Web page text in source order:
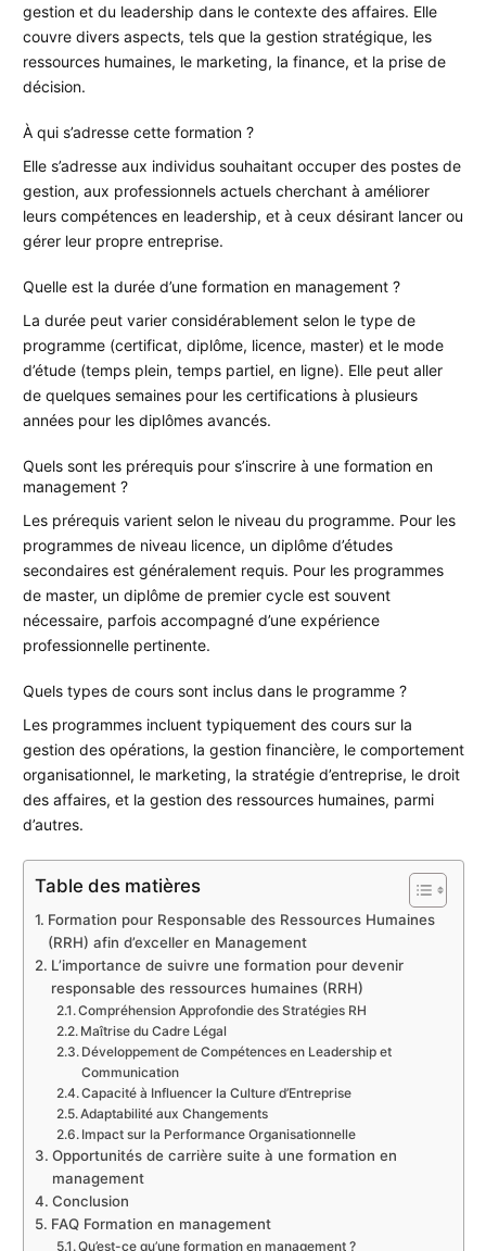
gestion et du leadership dans le contexte des affaires. Elle
couvre divers aspects, tels que la gestion stratégique, les
ressources humaines, le marketing, la finance, et la prise de
décision.
À qui s’adresse cette formation ?
Elle s’adresse aux individus souhaitant occuper des postes de
gestion, aux professionnels actuels cherchant à améliorer
leurs compétences en leadership, et à ceux désirant lancer ou
gérer leur propre entreprise.
Quelle est la durée d’une formation en management ?
La durée peut varier considérablement selon le type de
programme (certificat, diplôme, licence, master) et le mode
d’étude (temps plein, temps partiel, en ligne). Elle peut aller
de quelques semaines pour les certifications à plusieurs
années pour les diplômes avancés.
Quels sont les prérequis pour s’inscrire à une formation en
management ?
Les prérequis varient selon le niveau du programme. Pour les
programmes de niveau licence, un diplôme d’études
secondaires est généralement requis. Pour les programmes
de master, un diplôme de premier cycle est souvent
nécessaire, parfois accompagné d’une expérience
professionnelle pertinente.
Quels types de cours sont inclus dans le programme ?
Les programmes incluent typiquement des cours sur la
gestion des opérations, la gestion financière, le comportement
organisationnel, le marketing, la stratégie d’entreprise, le droit
des affaires, et la gestion des ressources humaines, parmi
d’autres.
Table des matières
Formation pour Responsable des Ressources Humaines
(RRH) afin d’exceller en Management
L’importance de suivre une formation pour devenir
responsable des ressources humaines (RRH)
Compréhension Approfondie des Stratégies RH
Maîtrise du Cadre Légal
Développement de Compétences en Leadership et
Communication
Capacité à Influencer la Culture d’Entreprise
Adaptabilité aux Changements
Impact sur la Performance Organisationnelle
Opportunités de carrière suite à une formation en
management
Conclusion
FAQ Formation en management
Qu’est-ce qu’une formation en management ?